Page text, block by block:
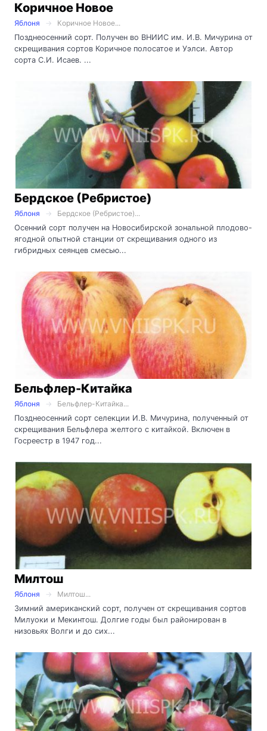
Коричное Новое
Яблоня
Коричное Новое...
Позднеосенний сорт. Получен во ВНИИС им. И.В. Мичурина от
скрещивания сортов Коричное полосатое и Уэлси. Автор
сорта С.И. Исаев. ...
Бердское (Ребристое)
Яблоня
Бердское (Ребристое)...
Осенний сорт получен на Новосибирской зональной плодово-
ягодной опытной станции от скрещивания одного из
гибридных сеянцев смесью...
Бельфлер-Китайка
Яблоня
Бельфлер-Китайка...
Позднеосенний сорт селекции И.В. Мичурина, полученный от
скрещивания Бельфлера желтого с китайкой. Включен в
Госреестр в 1947 год...
Милтош
Яблоня
Милтош...
Зимний американский сорт, получен от скрещивания сортов
Милуоки и Мекинтош. Долгие годы был районирован в
низовьях Волги и до сих...